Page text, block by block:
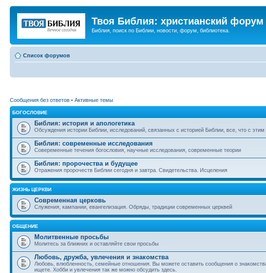
Твоя Библия: христианский форум
Библия, поиск по Библии, новости, форум, библиотека.
Список форумов
Сообщения без ответов • Активные темы
БОГОСЛОВИЕ
Библия: история и апологетика
Обсуждения истории Библии, исследований, связанных с историей Библии, все, что с этим
Библия: современные исследования
Совеременные течения богословия, научные исследования, современные теории
Библия: пророчества и будущее
Отражения пророчеств Библии сегодня и завтра. Свидетельства. Исцеления
ЖИЗНЬ ЦЕРКВИ
Современная церковь
Служения, кампании, евангелизация. Обряды, традиции современных церквей
ОБЩЕНИЕ
Молитвенные просьбы
Молитесь за ближних и оставляйте свои просьбы
Любовь, дружба, увлечения и знакомства
Любовь, влюбленность, семейные отношения. Вы можете оставить сообщения о
ищете. Хобби и увлечения так же можно обсудить здесь.